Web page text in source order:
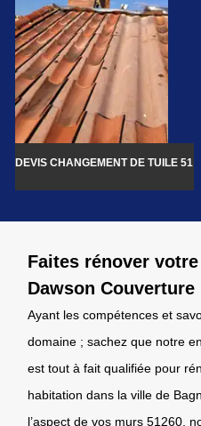
DEVIS CHANGEMENT DE TUILE 51
Faites rénover
Dawson Couverture
Ayant les compétences et
domaine ; sachez que notre
est tout à fait qualifiée pour
habitation dans la ville de
l’aspect de vos murs 51260,